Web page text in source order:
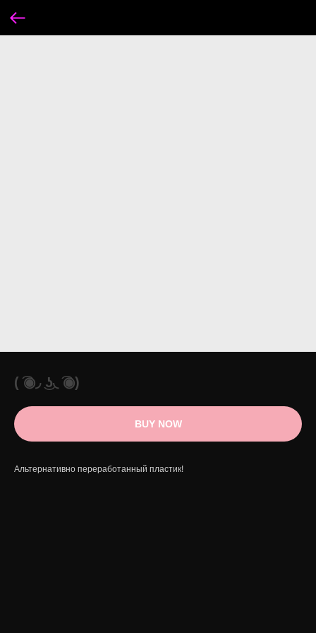
( ͡◉◞ ͜ʖ◟ ͡◉)
BUY NOW
Альтернативно переработанный пластик!